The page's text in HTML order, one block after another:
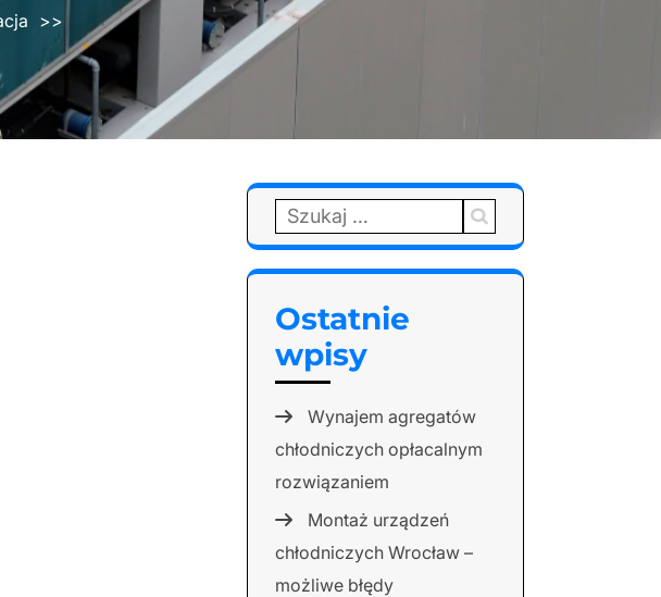
>>
Szukaj:
Ostatnie
wpisy
Wynajem agregatów
chłodniczych opłacalnym
rozwiązaniem
Montaż urządzeń
chłodniczych Wrocław –
możliwe błędy